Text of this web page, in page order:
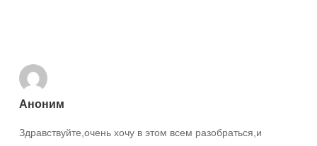
Аноним
Здравствуйте,очень хочу в этом всем разобраться,и